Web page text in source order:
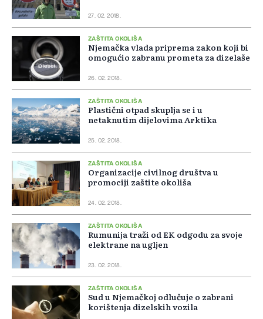
27. 02. 2018.
ZAŠTITA OKOLIŠA
Njemačka vlada priprema zakon koji bi
omogućio zabranu prometa za dizelaše
26. 02. 2018.
ZAŠTITA OKOLIŠA
Plastični otpad skuplja se i u
netaknutim dijelovima Arktika
25. 02. 2018.
ZAŠTITA OKOLIŠA
Organizacije civilnog društva u
promociji zaštite okoliša
24. 02. 2018.
ZAŠTITA OKOLIŠA
Rumunija traži od EK odgodu za svoje
elektrane na ugljen
23. 02. 2018.
ZAŠTITA OKOLIŠA
Sud u Njemačkoj odlučuje o zabrani
korištenja dizelskih vozila